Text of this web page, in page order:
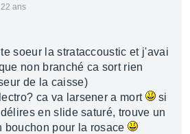
ans
soeur la strataccoustic et j'avai
non branché ca sort rien
de la caisse)
ca va larsener a mort
si
en slide saturé, trouve un
bouchon pour la rosace